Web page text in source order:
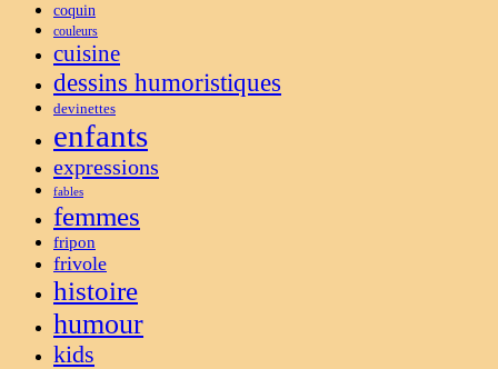
coquin
couleurs
cuisine
dessins humoristiques
devinettes
enfants
expressions
fables
femmes
fripon
frivole
histoire
humour
kids